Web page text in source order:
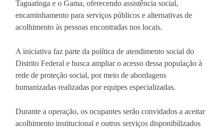
Taguatinga e o Gama, oferecendo assistência social,
encaminhamento para serviços públicos e alternativas de
acolhimento às pessoas encontradas nos locais.
A iniciativa faz parte da política de atendimento social do
Distrito Federal e busca ampliar o acesso dessa população à
rede de proteção social, por meio de abordagens
humanizadas realizadas por equipes especializadas.
Durante a operação, os ocupantes serão convidados a aceitar
acolhimento institucional e outros serviços disponibilizados